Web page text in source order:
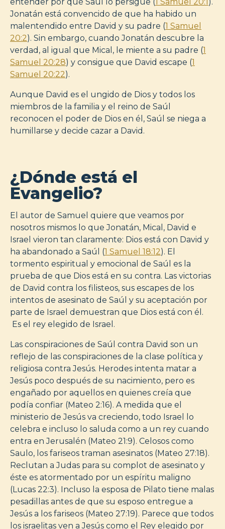
Jonatán está convencido de que ha habido un
malentendido entre David y su padre (1 Samuel
20:2). Sin embargo, cuando Jonatán descubre la
verdad, al igual que Mical, le miente a su padre (1
Samuel 20:28) y consigue que David escape (1
Samuel 20:22).
Aunque David es el ungido de Dios y todos los
miembros de la familia y el reino de Saúl
reconocen el poder de Dios en él, Saúl se niega a
humillarse y decide cazar a David.
¿Dónde está el
Evangelio?
El autor de Samuel quiere que veamos por
nosotros mismos lo que Jonatán, Mical, David e
Israel vieron tan claramente: Dios está con David y
ha abandonado a Saúl (1 Samuel 18:12). El
tormento espiritual y emocional de Saúl es la
prueba de que Dios está en su contra. Las victorias
de David contra los filisteos, sus escapes de los
intentos de asesinato de Saúl y su aceptación por
parte de Israel demuestran que Dios está con él.
Es el rey elegido de Israel.
Las conspiraciones de Saúl contra David son un
reflejo de las conspiraciones de la clase política y
religiosa contra Jesús. Herodes intenta matar a
Jesús poco después de su nacimiento, pero es
engañado por aquellos en quienes creía que
podía confiar (Mateo 2:16). A medida que el
ministerio de Jesús va creciendo, todo Israel lo
celebra e incluso lo saluda como a un rey cuando
entra en Jerusalén (Mateo 21:9). Celosos como
Saulo, los fariseos traman asesinatos (Mateo 27:18).
Reclutan a Judas para su complot de asesinato y
éste es atormentado por un espíritu maligno
(Lucas 22:3). Incluso la esposa de Pilato tiene malas
pesadillas antes de que su esposo entregue a
Jesús a los fariseos (Mateo 27:19). Parece que todos
los israelitas ven a Jesús como el Rey elegido por